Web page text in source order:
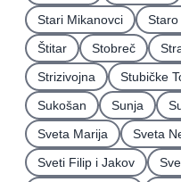
Stari Mikanovci
Staro
Štitar
Stobreč
Strizivojna
Stubičke
Sukošan
Sunja
Sveta Marija
Sveta
Sveti Filip i Jakov